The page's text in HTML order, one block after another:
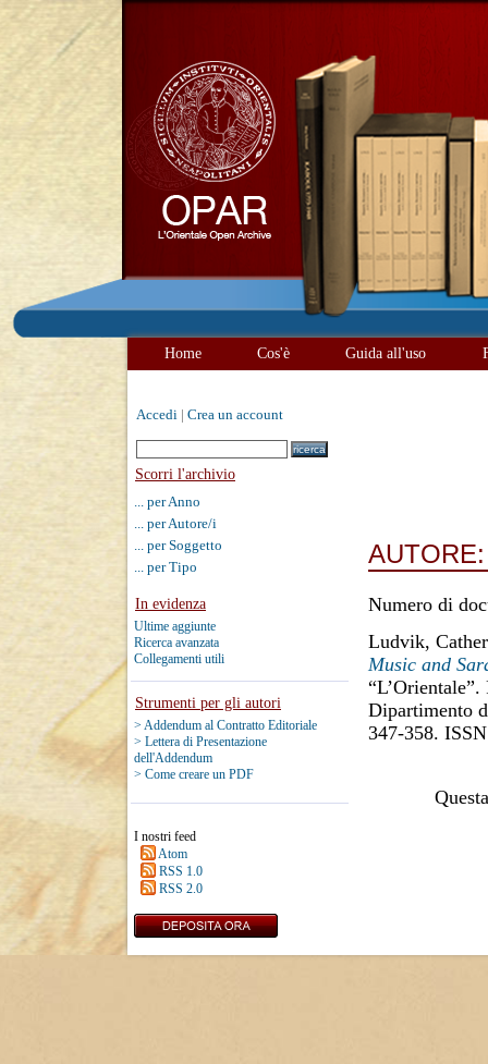
Home Cos'è Guida all'uso
Accedi Crea un account
Scorri l'archivio
... per Anno
... per Autore/i
... per Soggetto
... per Tipo
In evidenza
Ultime aggiunte
Ricerca avanzata
Collegamenti utili
Strumenti per gli autori
> Addendum al Contratto Editoriale
> Lettera di Presentazione
dell'Addendum
> Come creare un PDF
I nostri feed
Atom
RSS 1.0
RSS 2.0
Numero di
Ludvik,
Music and
Dipartimento
347-358.